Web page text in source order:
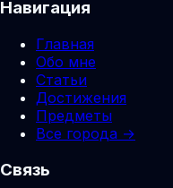
Навигация
Главная
Обо мне
Статьи
Достижения
Предметы
Все города →
Связь